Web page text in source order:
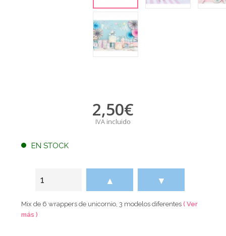
2,50€
IVA incluido
EN STOCK
▲ ▼
Mix de 6 wrappers de unicornio, 3 modelos diferentes( Ver
más )